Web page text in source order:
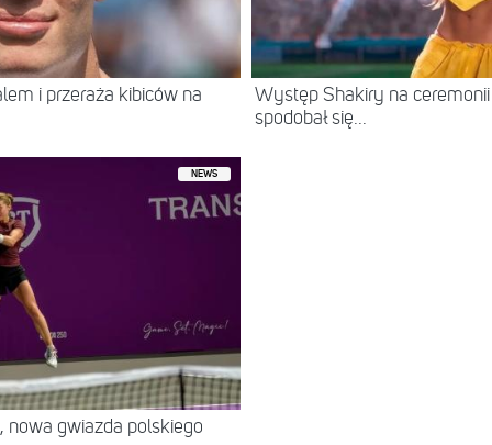
i przeraża kibiców na
Występ Shakiry na
spodobał się...
NEWS
nowa gwiazda polskiego